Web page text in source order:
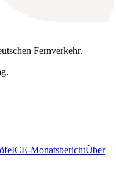
Fernverkehr.
ICE-MonatsberichtÜber